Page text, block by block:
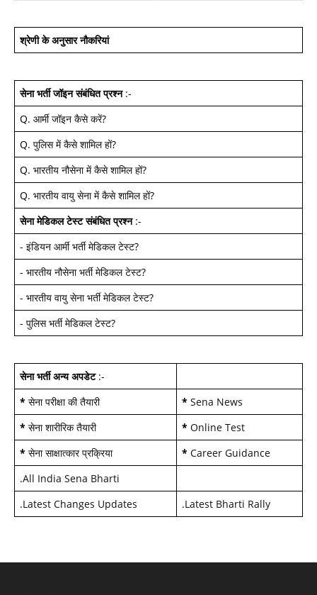
श्रेणी के अनुसार नौकरियां
सेना भर्ती जॉइन संबंधित प्रश्न:-
Q. आर्मी जॉइन कैसे करें?
Q. पुलिस में कैसे शामिल हों?
Q. भारतीय नौसेना में कैसे शामिल हों?
Q. भारतीय वायु सेना में कैसे शामिल हों?
सेना मेडिकल टेस्ट संबंधित प्रश्न:-
- इंडियन आर्मी भर्ती मेडिकल टेस्ट?
- भारतीय नौसेना भर्ती मेडिकल टेस्ट?
- भारतीय वायु सेना भर्ती मेडिकल टेस्ट?
- पुलिस भर्ती मेडिकल टेस्ट?
सेना भर्ती अन्य अपडेट:-
* सेना परीक्षा की तैयारी * Sena News
* सेना शारीरिक तैयारी * Online Test
* सेना साक्षात्कार प्रक्रिया * Career Guidance
.All India Sena Bharti
.Latest Changes Updates .Latest Bharti Rally